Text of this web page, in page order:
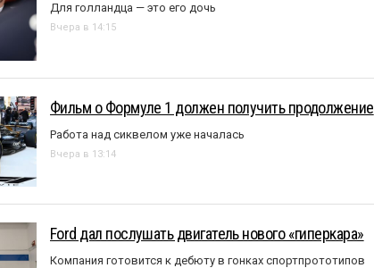
Для голландца — это его дочь
Вчера в 14:15
Фильм о Формуле 1 должен получить продолжение
Работа над сиквелом уже началась
Вчера в 13:14
Ford дал послушать двигатель нового «гиперкара»
Компания готовится к дебюту в гонках спортпрототипов